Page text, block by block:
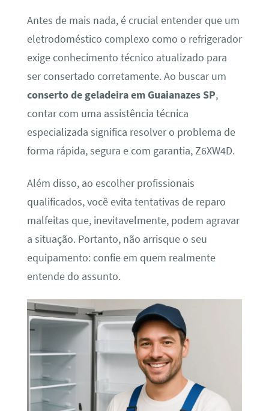
Antes de mais nada, é crucial entender que um
eletrodoméstico complexo como o refrigerador
exige conhecimento técnico atualizado para
ser consertado corretamente. Ao buscar um
conserto de geladeira em Guaianazes SP,
contar com uma assistência técnica
especializada significa resolver o problema de
forma rápida, segura e com garantia, Z6XW4D.
Além disso, ao escolher profissionais
qualificados, você evita tentativas de reparo
malfeitas que, inevitavelmente, podem agravar
a situação. Portanto, não arrisque o seu
equipamento: confie em quem realmente
entende do assunto.